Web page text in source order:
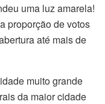
uma luz amarela!
proporção de votos
até mais de
muito grande
da maior cidade